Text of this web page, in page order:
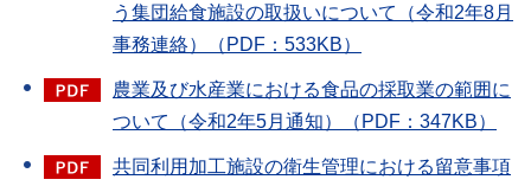
う集団給食施設の取扱いについて（令和2年8月
事務連絡）（PDF：533KB）
農業及び水産業における食品の採取業の範囲に
ついて（令和2年5月通知）（PDF：347KB）
共同利用加工施設の衛生管理における留意事項